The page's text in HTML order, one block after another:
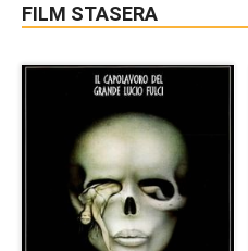
FILM STASERA